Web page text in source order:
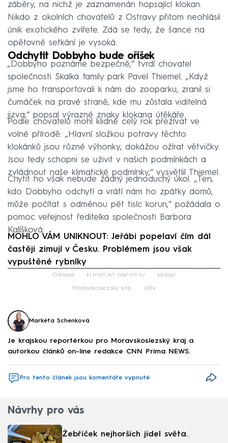
záběry, na nichž je zaznamenán hopsající klokan.
Nikdo z okolních chovatelů z Ostravy přitom neohlásil
únik exotického zvířete. Zdá se tedy, že šance na
opětovné setkání je vysoká.
Odchytit Dobbyho bude oříšek
„Dobbyho poznáme bezpečně,“ tvrdí chovatel
společnosti Skalka family park Pavel Thiemel. „Když
jsme ho transportovali k nám do zooparku, zranil si
čumáček na pravé straně, kde mu zůstala viditelná
jizva,“ popsal výrazné znaky klokana útěkáře.
Podle chovatelů mohl klidně celý rok přežívat ve
volné přírodě. „Hlavní složkou potravy těchto
klokánků jsou různé výhonky, dokážou ožírat větvičky.
Jsou tedy schopni se uživit v našich podmínkách a
zvládnout naše klimatické podmínky,“ vysvětlil Thiemel.
Chytit ho však nebude žádný jednoduchý úkol. „Ten,
kdo Dobbyho odchytí a vrátí nám ho zpátky domů,
může počítat s odměnou pět tisíc korun,“ požádala o
pomoc veřejnost ředitelka společnosti Barbora
Kalíšková.
MOHLO VÁM UNIKNOUT: Jeřábi popelaví čím dál
častěji zimují v Česku. Problémem jsou však
vypuštěné rybníky
Failed to fetch
Ostrava klimatické podmínky klokan
Moravskoslezský kraj útěk
Markéta Schenková
Je krajskou reportérkou pro Moravskoslezský kraj a
autorkou článků on-line redakce CNN Prima NEWS.
Pro tento článek jsou komentáře vypnuté
Návrhy pro vás
Žebříček nejhorších jídel světa.